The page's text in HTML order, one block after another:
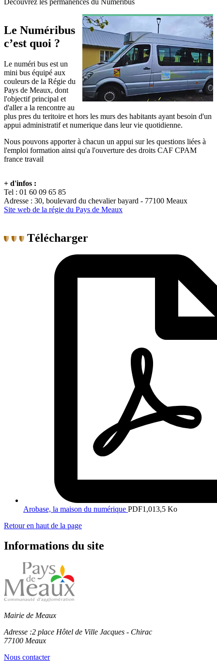
Le Numéribus
c’est quoi ?
Le numéri bus est un
mini bus équipé aux
couleurs de la Régie du
Pays de Meaux, dont
l'objectif principal et
d'aller a la rencontre au
plus pres du teritoire et hors les murs des habitants ayant besoin d'un
appui administratif et numerique dans leur vie quotidienne.
Nous pouvons apporter à chacun un appui sur les questions liées à
l'emploi formation ainsi qu'a l'ouverture des droits CAF CPAM
france travail
+ d'infos :
Tel : 01 60 09 65 85
Adresse : 30, boulevard du chevalier bayard - 77100 Meaux
Site web de la régie du Pays de Meaux
Télécharger
Arobase, la maison du numérique PDF1,013,5 Ko
Retour en haut de la page
Informations du site
Mairie de Meaux
Adresse :2 place Hôtel de Ville Jacques - Chirac
77100 Meaux
Nous contacter